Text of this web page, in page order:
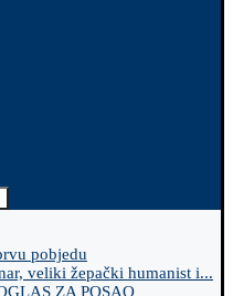
pobjedu
veliki žepački humanist i...
ZA POSAO